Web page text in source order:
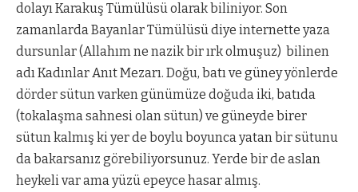
dolayı Karakuş Tümülüsü olarak biliniyor. Son
zamanlarda Bayanlar Tümülüsü diye internette yaza
dursunlar (Allahım ne nazik bir ırk olmuşuz) bilinen
adı Kadınlar Anıt Mezarı. Doğu, batı ve güney yönlerde
dörder sütun varken günümüze doğuda iki, batıda
(tokalaşma sahnesi olan sütun) ve güneyde birer
sütun kalmış ki yer de boylu boyunca yatan bir sütunu
da bakarsanız görebiliyorsunuz. Yerde bir de aslan
heykeli var ama yüzü epeyce hasar almış.